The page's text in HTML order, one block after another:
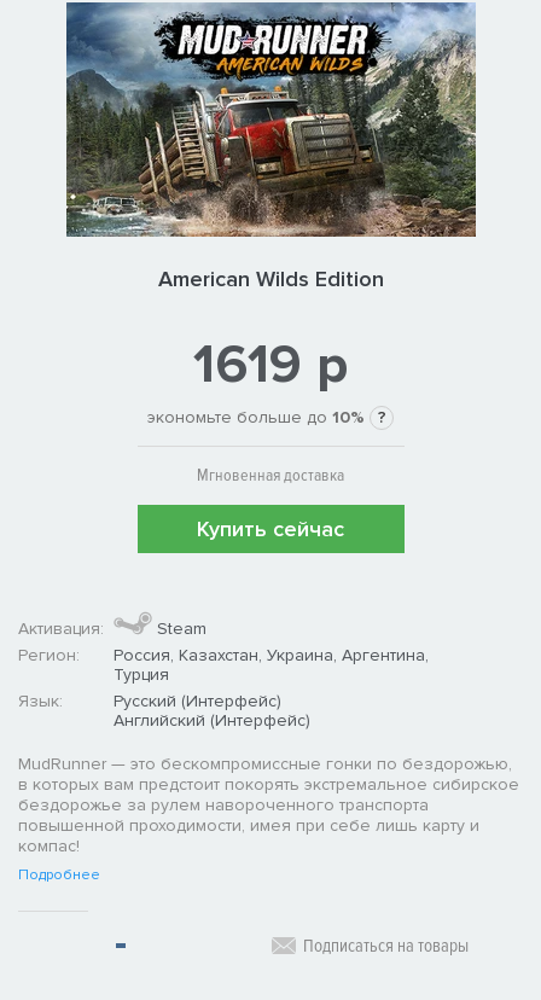
American Wilds Edition
1619 р
экономьте больше до 10% ?
Мгновенная доставка
Купить сейчас
Активация:
Steam
Регион:
Россия, Казахстан, Украина, Аргентина,
Турция
Язык:
Русский (Интерфейс)
Английский (Интерфейс)
MudRunner — это бескомпромиссные гонки по бездорожью,
в которых вам предстоит покорять экстремальное сибирское
бездорожье за рулем навороченного транспорта
повышенной проходимости, имея при себе лишь карту и
компас!
Подробнее
Подписаться на товары